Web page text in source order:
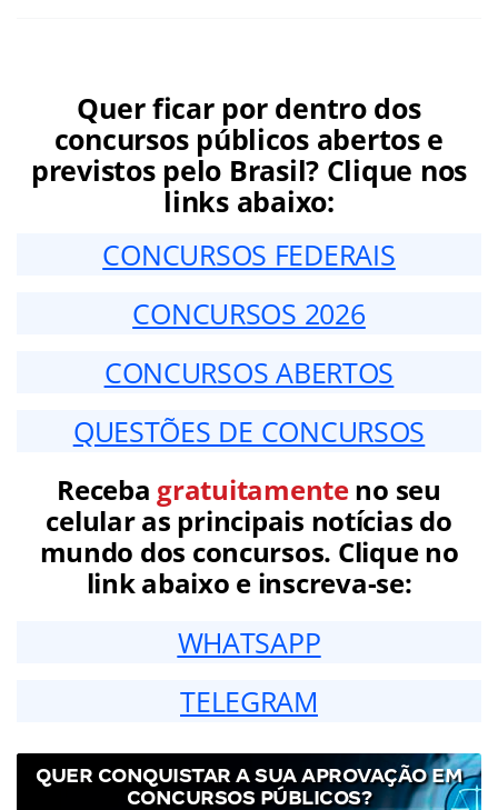
Quer ficar por dentro dos
concursos públicos abertos e
previstos pelo Brasil? Clique nos
links abaixo:
CONCURSOS FEDERAIS
CONCURSOS 2026
CONCURSOS ABERTOS
QUESTÕES DE CONCURSOS
Receba gratuitamenteno seu
celular as principais notícias do
mundo dos concursos. Clique no
link abaixo e inscreva-se:
WHATSAPP
TELEGRAM
QUER CONQUISTAR A SUA APROVAÇÃO EM
CONCURSOS PÚBLICOS?